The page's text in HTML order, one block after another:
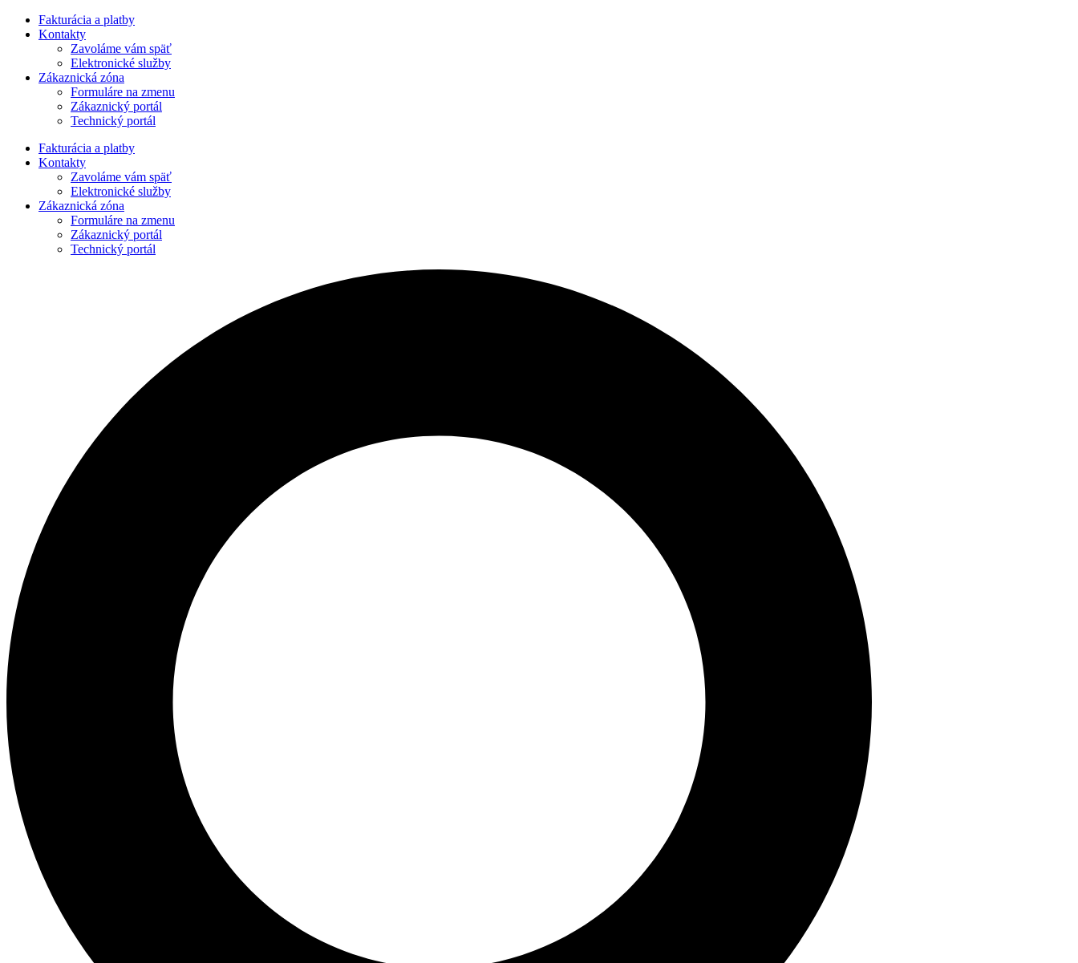
PreskočiťFakturácia a platby
Kontakty
Zavoláme vám späť
Elektronické služby
Zákaznická zóna
Formuláre na zmenu
Zákaznický portál
Technický portál
Fakturácia a platby
Kontakty
Zavoláme vám späť
Elektronické služby
Zákaznická zóna
Formuláre na zmenu
Zákaznický portál
Technický portál